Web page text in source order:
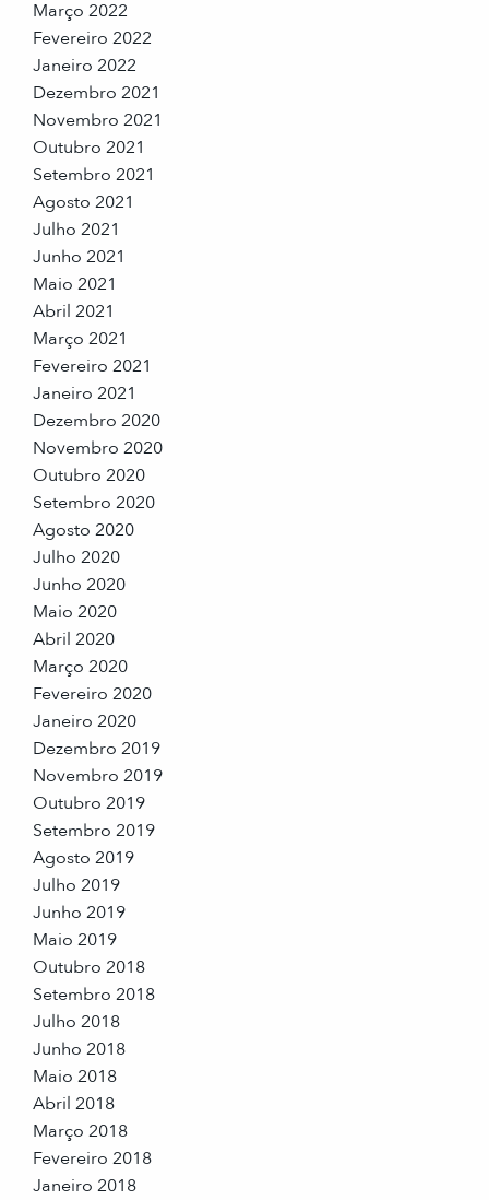
Março 2022
Fevereiro 2022
Janeiro 2022
Dezembro 2021
Novembro 2021
Outubro 2021
Setembro 2021
Agosto 2021
Julho 2021
Junho 2021
Maio 2021
Abril 2021
Março 2021
Fevereiro 2021
Janeiro 2021
Dezembro 2020
Novembro 2020
Outubro 2020
Setembro 2020
Agosto 2020
Julho 2020
Junho 2020
Maio 2020
Abril 2020
Março 2020
Fevereiro 2020
Janeiro 2020
Dezembro 2019
Novembro 2019
Outubro 2019
Setembro 2019
Agosto 2019
Julho 2019
Junho 2019
Maio 2019
Outubro 2018
Setembro 2018
Julho 2018
Junho 2018
Maio 2018
Abril 2018
Março 2018
Fevereiro 2018
Janeiro 2018